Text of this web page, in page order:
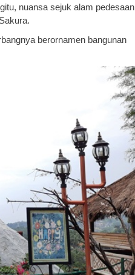
nuansa sejuk alam pedesaan
berornamen bangunan